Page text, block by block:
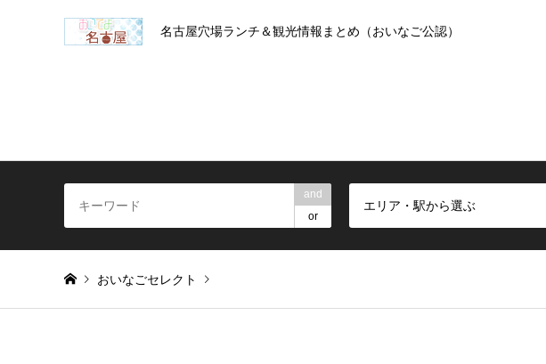
名古屋穴場ランチ＆観光情報まとめ（おいなご公認）
and
or
エリア・駅から選ぶ
おいなごセレクト